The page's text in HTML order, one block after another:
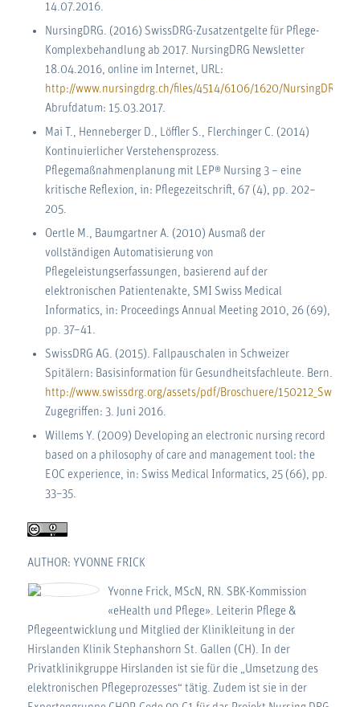
14.07.2016.
NursingDRG. (2016) SwissDRG-Zusatzentgelte für Pflege-
Komplexbehandlung ab 2017. NursingDRG Newsletter
18.04.2016, online im Internet, URL:
http://www.nursingdrg.ch/files/4514/6106/1620/
Abrufdatum: 15.03.2017.
Mai T., Henneberger D., Löffler S., Flerchinger C. (2014)
Kontinuierlicher Verstehensprozess.
Pflegemaßnahmenplanung mit LEP® Nursing 3 – eine
kritische Reflexion, in: Pflegezeitschrift, 67 (4), pp. 202–
205.
Oertle M., Baumgartner A. (2010) Ausmaß der
vollständigen Automatisierung von
Pflegeleistungserfassungen, basierend auf der
elektronischen Patientenakte, SMI Swiss Medical
Informatics, in: Proceedings Annual Meeting 2010, 26 (69),
pp. 37–41.
SwissDRG AG. (2015). Fallpauschalen in Schweizer
Spitälern: Basisinformation für Gesundheitsfachleute. Bern.
http://www.swissdrg.org/assets/pdf/Broschuere/
Zugegriffen: 3. Juni 2016.
Willems Y. (2009) Developing an electronic nursing record
based on a philosophy of care and management tool: the
EOC experience, in: Swiss Medical Informatics, 25 (66), pp.
33–35.
AUTHOR: YVONNE FRICK
Yvonne Frick, MScN, RN. SBK-Kommission
«eHealth und Pflege». Leiterin Pflege &
Pflegeentwicklung und Mitglied der Klinikleitung in der
Hirslanden Klinik Stephanshorn St. Gallen (CH). In der
Privatklinikgruppe Hirslanden ist sie für die „Umsetzung des
elektronischen Pflegeprozesses“ tätig. Zudem ist sie in der